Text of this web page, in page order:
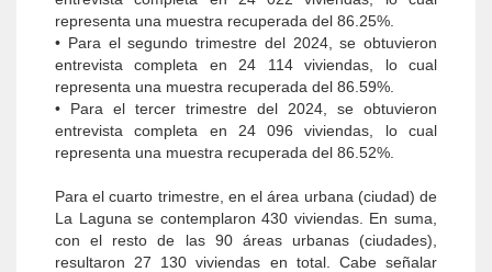
representa una muestra recuperada del 86.25%.
• Para el segundo trimestre del 2024, se obtuvieron
entrevista completa en 24 114 viviendas, lo cual
representa una muestra recuperada del 86.59%.
• Para el tercer trimestre del 2024, se obtuvieron
entrevista completa en 24 096 viviendas, lo cual
representa una muestra recuperada del 86.52%.
Para el cuarto trimestre, en el área urbana (ciudad) de
La Laguna se contemplaron 430 viviendas. En suma,
con el resto de las 90 áreas urbanas (ciudades),
resultaron 27 130 viviendas en total. Cabe señalar